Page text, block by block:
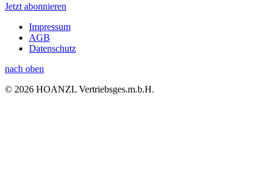
Jetzt abonnieren
Impressum
AGB
Datenschutz
nach oben
© 2026 HOANZL Vertriebsges.m.b.H.